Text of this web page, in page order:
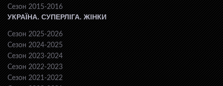
Сезон 2015-2016
УКРАЇНА. СУПЕРЛІГА. ЖІНКИ
Сезон 2025-2026
Сезон 2024-2025
Сезон 2023-2024
Сезон 2022-2023
Сезон 2021-2022